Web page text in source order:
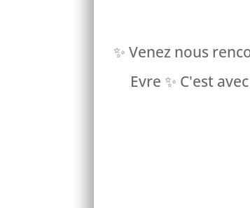
✨ Venez nous
Evre ✨ C'est